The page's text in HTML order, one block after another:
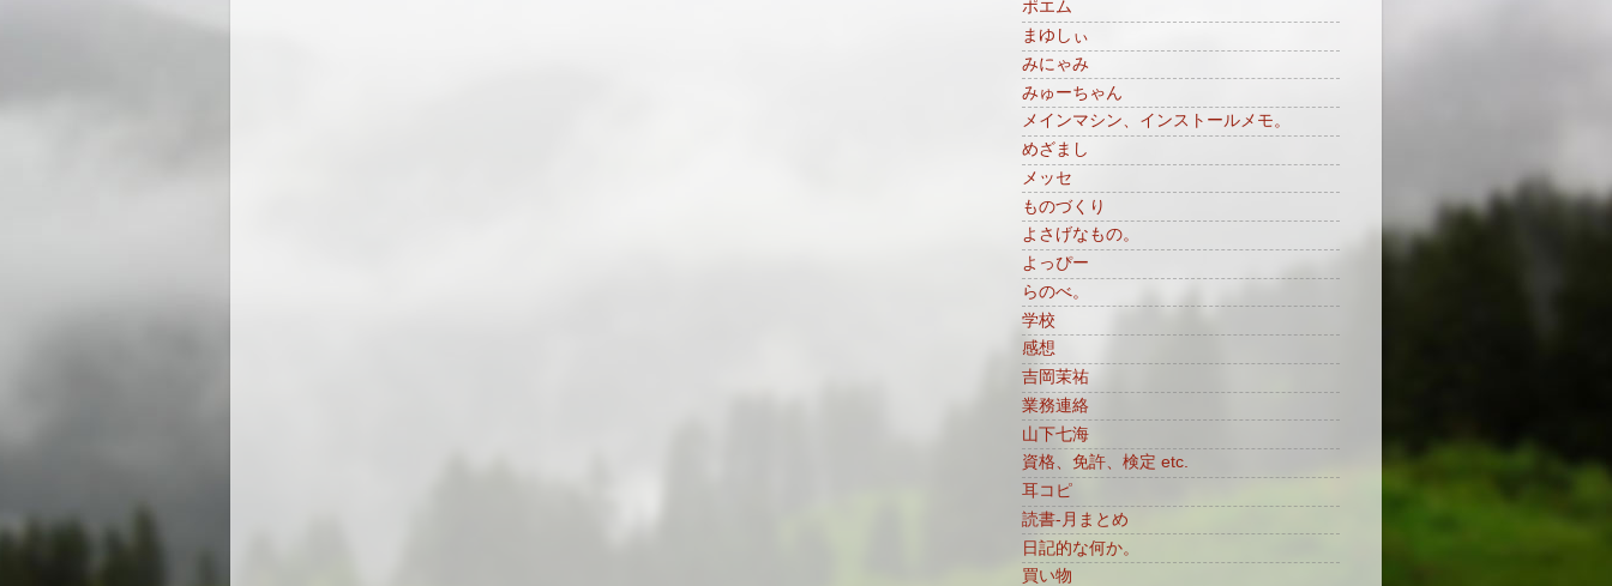
ポエム
まゆしぃ
みにゃみ
みゅーちゃん
メインマシン、インストールメモ。
めざまし
メッセ
ものづくり
よさげなもの。
よっぴー
らのべ。
学校
感想
吉岡茉祐
業務連絡
山下七海
資格、免許、検定 etc.
耳コピ
読書-月まとめ
日記的な何か。
買い物